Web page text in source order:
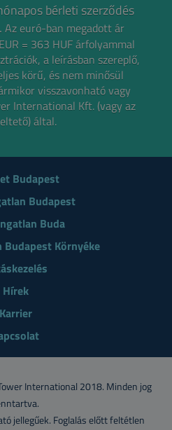
bérleti szerződés
Az euró-ban megadott ár
= 363 HUF árfolyammal
a leírásban szereplő,
körű, és nem minősül
visszavonható vagy
International Kft. (vagy az
által.
Budapest
Budapest
Buda
Budapest Környéke
Hírek
Karrier
International 2018. Minden jog
jellegűek. Foglalás előtt feltétlen